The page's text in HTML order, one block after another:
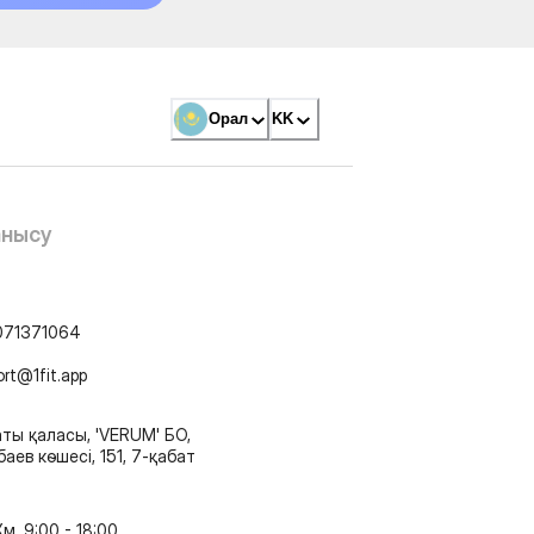
Орал KK
қаласы, 'VERUM' БО,
көшесі, 151, 7-қабат
9:00 - 18:00